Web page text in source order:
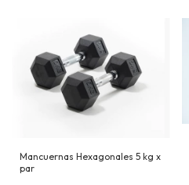
Mancuernas Hexagonales 5 kg x
par